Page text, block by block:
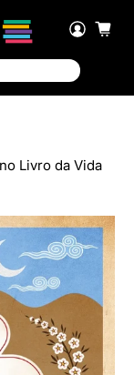
Livro da Vida